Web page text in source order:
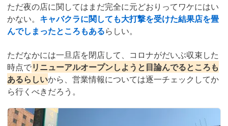
ただ夜の店に関してはまだ完全に元どおりってワケにはい
かない。 キャバクラに関しても大打撃を受けた結果店を畳
んでしまったところもあるらしい。
ただなかには一旦店を閉店して、コロナがだいぶ収束した
時点でリニューアルオープンしようと目論んでるところも
あるらしいから、営業情報については逐一チェックしてか
ら行くべきだろう。